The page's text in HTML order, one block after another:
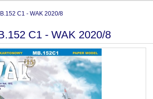
C1 - WAK 2020/8
C1 - WAK 2020/8